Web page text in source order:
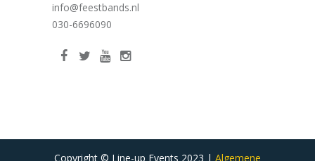
info@feestbands.nl
030-6696090
Copyright © Line-up Events 2023 | Algemene